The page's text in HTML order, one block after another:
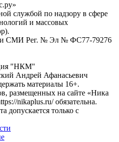
службой по надзору в сфере
и массовых
СМИ Рег. № Эл № ФС77-79276
"НКМ"
Андрей Афанасьевич
материалы 16+.
размещенных на сайте «Ника
nikaplus.ru/ обязательна.
допускается только с